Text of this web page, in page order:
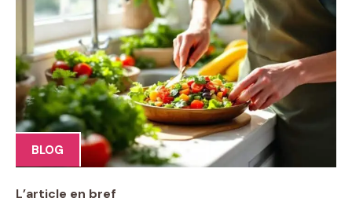
BLOG
L’article en bref